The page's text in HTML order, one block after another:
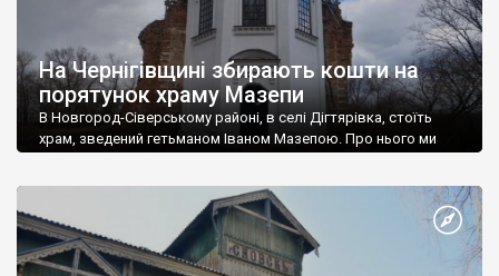
На Чернігівщині збирають кошти на
порятунок храму Мазепи
В Новгород-Сіверському районі, в селі Дігтярівка, стоїть
храм, зведений гетьманом Іваном Мазепою. Про нього ми
розпочав збір коштів на відновлення покрівлі храму.
Першим етапом стане покриття металевим дахом куполу
відреставрованої частини храму. У 2011-2013 рр. зусиллями
благодійників […]